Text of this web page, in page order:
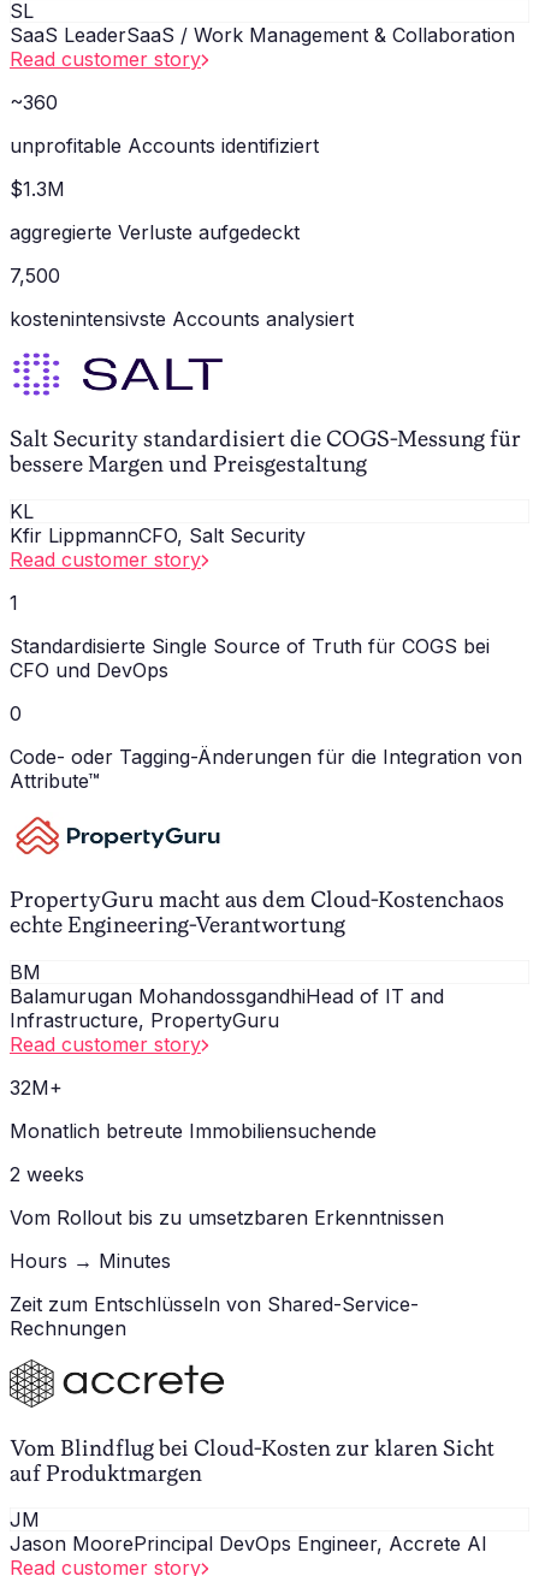
SL
SaaS LeaderSaaS / Work Management & Collaboration
Read customer story
~360
unprofitable Accounts identifiziert
$1.3M
aggregierte Verluste aufgedeckt
7,500
kostenintensivste Accounts analysiert
Salt Security standardisiert die COGS-Messung für
bessere Margen und Preisgestaltung
KL
Kfir LippmannCFO, Salt Security
Read customer story
1
Standardisierte Single Source of Truth für COGS bei
CFO und DevOps
0
Code- oder Tagging-Änderungen für die Integration von
Attribute™
PropertyGuru macht aus dem Cloud-Kostenchaos
echte Engineering-Verantwortung
BM
Balamurugan MohandossgandhiHead of IT and
Infrastructure, PropertyGuru
Read customer story
32M+
Monatlich betreute Immobiliensuchende
2 weeks
Vom Rollout bis zu umsetzbaren Erkenntnissen
Hours → Minutes
Zeit zum Entschlüsseln von Shared-Service-
Rechnungen
Vom Blindflug bei Cloud-Kosten zur klaren Sicht
auf Produktmargen
JM
Jason MoorePrincipal DevOps Engineer, Accrete AI
Read customer story